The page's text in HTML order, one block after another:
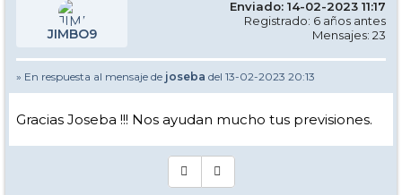
JIMBO9
Enviado: 14-02-2023 11:17
Registrado: 6 años antes
Mensajes: 23
» En respuesta al mensaje de joseba del 13-02-2023 20:13
Gracias Joseba !!! Nos ayudan mucho tus previsiones.